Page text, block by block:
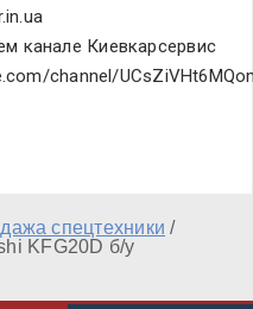
канале Киевкарсервис
channel/
спецтехники /
KFG20D б/у